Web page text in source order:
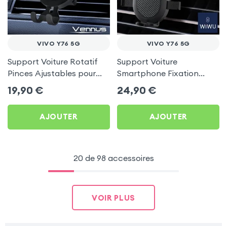
VIVO Y76 5G
Support Voiture Rotatif
Pinces Ajustables pour
Vivo Y76 5G
19,90 €
AJOUTER
VIVO Y76 5G
Support Voiture
Smartphone Fixation
Ventouse Noir, Wiwu pour
Vivo Y76 5G
24,90 €
AJOUTER
20 de 98 accessoires
VOIR PLUS